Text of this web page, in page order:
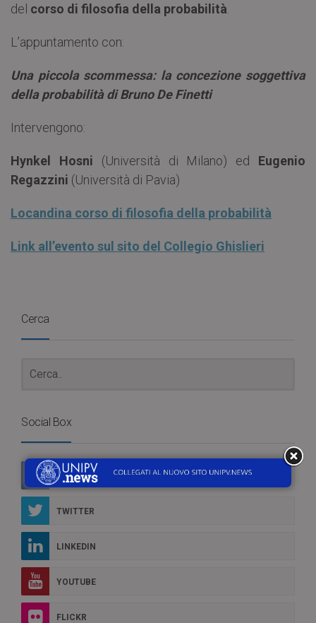
del corso di filosofia della probabilità
L’appuntamento con:
Una piccola scommessa: la concezione soggettiva
della probabilità di Bruno De Finetti
Intervengono:
Hynkel Hosni (Università di Milano) ed Eugenio
Regazzini (Università di Pavia)
Locandina corso di filosofia della probabilità
Link all’evento sul sito del Collegio Ghislieri
Cerca
Social Box
FACEBOOK
TWITTER
LINKEDIN
YOUTUBE
FLICKR